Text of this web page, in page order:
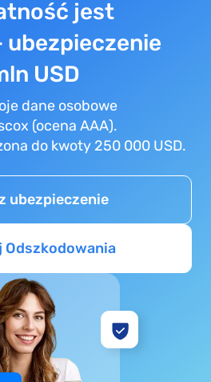
jest
USD
dane osobowe
(ocena AAA).
do kwoty 250 000 USD.
ubezpieczenie
Odszkodowania